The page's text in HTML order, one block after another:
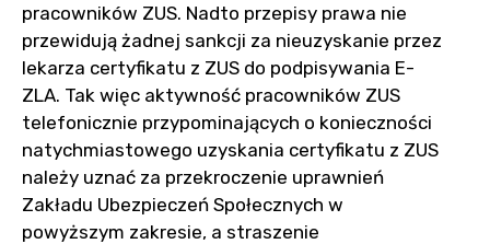
pracowników ZUS. Nadto przepisy prawa nie
przewidują żadnej sankcji za nieuzyskanie przez
lekarza certyfikatu z ZUS do podpisywania E-
ZLA. Tak więc aktywność pracowników ZUS
telefonicznie przypominających o konieczności
natychmiastowego uzyskania certyfikatu z ZUS
należy uznać za przekroczenie uprawnień
Zakładu Ubezpieczeń Społecznych w
powyższym zakresie, a straszenie